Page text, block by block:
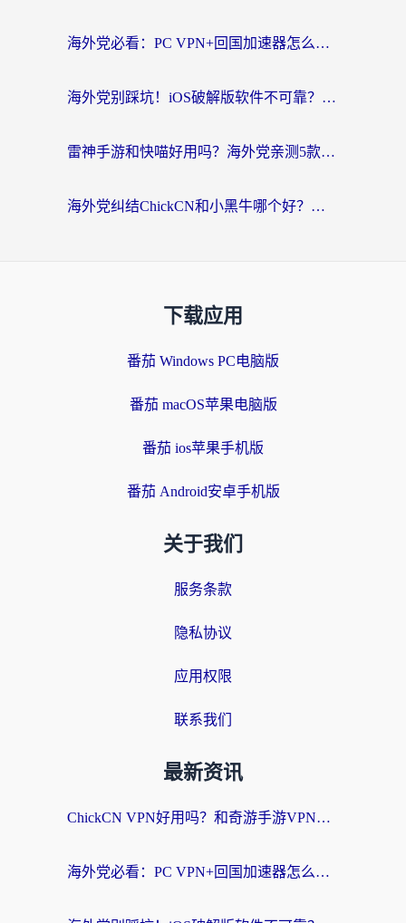
海外党必看：PC VPN+回国加速器怎么选？无缝访问国内资源全攻略
海外党别踩坑！iOS破解版软件不可靠？教你选对回国加速器无缝看国内资源
雷神手游和快喵好用吗？海外党亲测5款回国加速器，附斧牛Bling对比+微信视频号解决办法
海外党纠结ChickCN和小黑牛哪个好？一篇帮你选对回国加速器的实用指南
下载应用
番茄 Windows PC电脑版
番茄 macOS苹果电脑版
番茄 ios苹果手机版
番茄 Android安卓手机版
关于我们
服务条款
隐私协议
应用权限
联系我们
最新资讯
ChickCN VPN好用吗？和奇游手游VPN对比哪个回国效果更好？海外党亲测实用指南
海外党必看：PC VPN+回国加速器怎么选？无缝访问国内资源全攻略